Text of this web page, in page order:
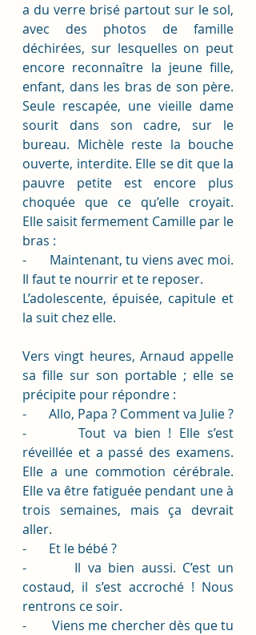
a du verre brisé partout sur le sol,
avec des photos de famille
déchirées, sur lesquelles on peut
encore reconnaître la jeune fille,
enfant, dans les bras de son père.
Seule rescapée, une vieille dame
sourit dans son cadre, sur le
bureau. Michèle reste la bouche
ouverte, interdite. Elle se dit que la
pauvre petite est encore plus
choquée que ce qu’elle croyait.
Elle saisit fermement Camille par le
bras :
-       Maintenant, tu viens avec moi.
Il faut te nourrir et te reposer.
L’adolescente, épuisée, capitule et
la suit chez elle.
Vers vingt heures, Arnaud appelle
sa fille sur son portable ; elle se
précipite pour répondre :
-       Allo, Papa ? Comment va Julie ?
-       Tout va bien ! Elle s’est
réveillée et a passé des examens.
Elle a une commotion cérébrale.
Elle va être fatiguée pendant une à
trois semaines, mais ça devrait
aller.
-       Et le bébé ?
-       Il va bien aussi. C’est un
costaud, il s’est accroché ! Nous
rentrons ce soir.
-       Viens me chercher dès que tu